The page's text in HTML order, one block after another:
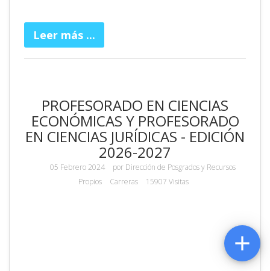
Leer más ...
PROFESORADO EN CIENCIAS
ECONÓMICAS Y PROFESORADO
EN CIENCIAS JURÍDICAS - EDICIÓN
2026-2027
05 Febrero 2024 por Dirección de Posgrados y Recursos
Propios
Carreras 15907 Visitas
